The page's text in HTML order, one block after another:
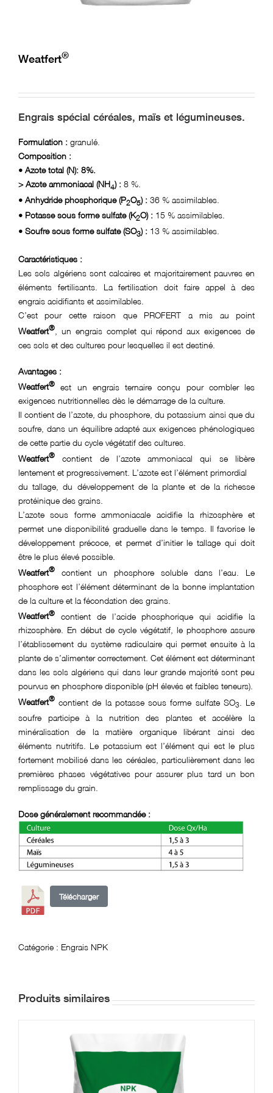
Weatfert®
Engrais spécial céréales, maïs et légumineuses.
Formulation :granulé.
Composition :
• Azote total (N): 8%.
> Azote ammoniacal (NH4) :8 %.
• Anhydride phosphorique (P2O5) :36 % assimilables.
• Potasse sous forme sulfate (K2O) :15 % assimilables.
• Soufre sous forme sulfate (SO3) :13 % assimilables.
Caractéristiques :
Les sols algériens sont calcaires et majoritairement pauvres en
éléments fertilisants. La fertilisation doit faire appel à des
engrais acidifiants et assimilables.
C’est pour cette raison que PROFERT a mis au point
Weatfert®, un engrais complet qui répond aux exigences de
ces sols et des cultures pour lesquelles il est destiné.
Avantages :
Weatfert® est un engrais ternaire conçu pour combler les
exigences nutritionnelles dès le démarrage de la culture.
Il contient de l’azote, du phosphore, du potassium ainsi que du
soufre, dans un équilibre adapté aux exigences phénologiques
de cette partie du cycle végétatif des cultures.
Weatfert® contient de l’azote ammoniacal qui se libère
lentement et progressivement. L’azote est l’élément primordial
du tallage, du développement de la plante et de la richesse
protéinique des grains.
L’azote sous forme ammoniacale acidifie la rhizosphère et
permet une disponibilité graduelle dans le temps. Il favorise le
développement précoce, et permet d’initier le tallage qui doit
être le plus élevé possible.
Weatfert® contient un phosphore soluble dans l’eau. Le
phosphore est l’élément déterminant de la bonne implantation
de la culture et la fécondation des grains.
Weatfert® contient de l’acide phosphorique qui acidifie la
rhizosphère. En début de cycle végétatif, le phosphore assure
l’établissement du système radiculaire qui permet ensuite à la
plante de s’alimenter correctement. Cet élément est déterminant
dans les sols algériens qui dans leur grande majorité sont peu
pourvus en phosphore disponible (pH élevés et faibles teneurs).
Weatfert® contient de la potasse sous forme sulfate SO3. Le
soufre participe à la nutrition des plantes et accélère la
minéralisation de la matière organique libérant ainsi des
éléments nutritifs. Le potassium est l’élément qui est le plus
fortement mobilisé dans les céréales, particulièrement dans les
premières phases végétatives pour assurer plus tard un bon
remplissage du grain.
Dose généralement recommandée :
Télécharger
Catégorie : Engrais NPK
Produits similaires